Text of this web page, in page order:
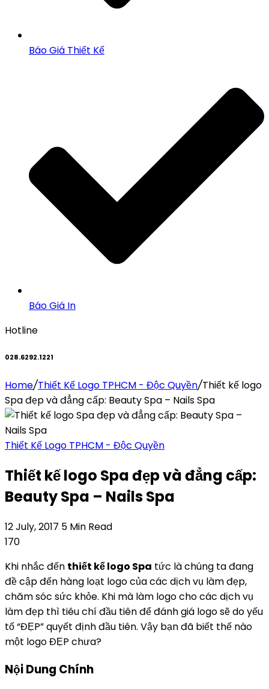
Báo Giá Thiết Kế
Báo Giá In
Hotline
028.6292.1221
Home/Thiết Kế Logo TPHCM - Độc Quyền/Thiết kế logo
Spa đẹp và đẳng cấp: Beauty Spa – Nails Spa
Thiết Kế Logo TPHCM - Độc Quyền
Thiết kế logo Spa đẹp và đẳng cấp:
Beauty Spa – Nails Spa
12 July, 2017 5 Min Read
170
Khi nhắc đến thiết kế logo Spa tức là chúng ta đang
đề cập đến hàng loạt logo của các dịch vụ làm đẹp,
chăm sóc sức khỏe. Khi mà làm logo cho các dịch vụ
làm đẹp thì tiêu chí đầu tiên để đánh giá logo sẽ do yếu
tố “ĐẸP” quyết định đầu tiên. Vậy bạn đã biết thế nào
một logo ĐẸP chưa?
Nội Dung Chính